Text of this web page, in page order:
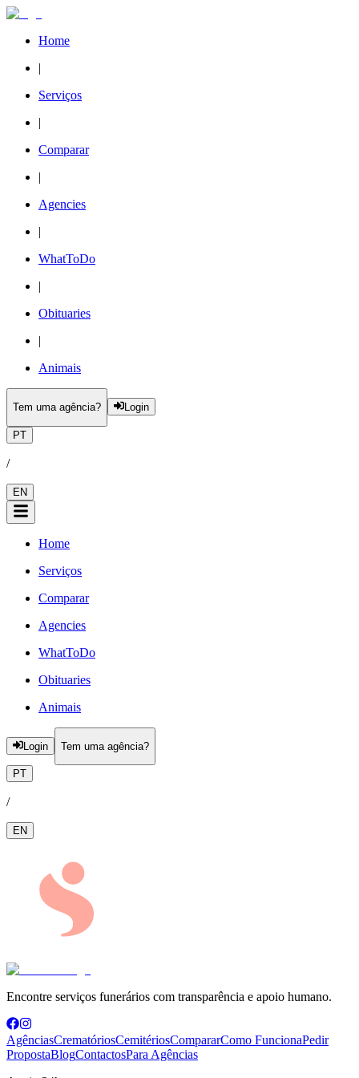
Home
|
Serviços
|
Comparar
|
Agencies
|
WhatToDo
|
Obituaries
|
Animais
Tem uma agência? Login
PT
/
EN
Home
Serviços
Comparar
Agencies
WhatToDo
Obituaries
Animais
Login Tem uma agência?
PT
/
EN
Encontre serviços funerários com transparência e apoio humano.
AgênciasCrematóriosCemitériosCompararComo FuncionaPedir
PropostaBlogContactosPara Agências